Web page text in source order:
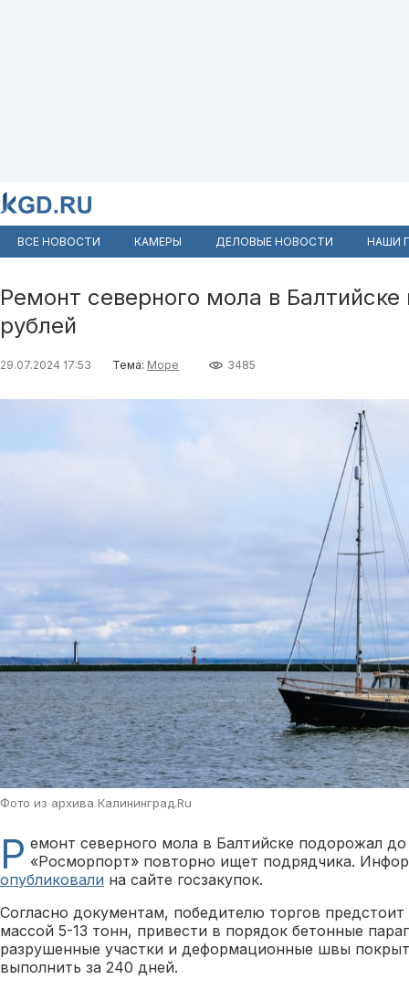
ВСЕ НОВОСТИ КАМЕРЫ ДЕЛОВЫЕ НОВОСТИ НАШИ
Ремонт северного мола в
рублей
29.07.2024 17:53 Тема: Море 3485
Фото из архива Калининград.Ru
Р емонт северного мола в Балтийске подорожал
«Росморпорт» повторно ищет подрядчика.
опубликовали на сайте госзакупок.
Согласно документам, победителю торгов
массой 5-13 тонн, привести в порядок бетонные
разрушенные участки и деформационные швы
выполнить за 240 дней.